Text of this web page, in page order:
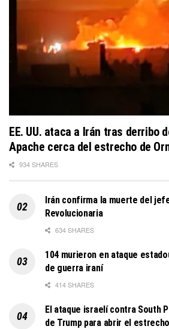
EE. UU. ataca a Irán tras derribo
Apache cerca del estrecho de
934 SHARES
Irán confirma la muerte del
Revolucionaria
634 SHARES
104 murieron en ataque
de guerra iraní
414 SHARES
El ataque israelí contra South
de Trump para abrir el